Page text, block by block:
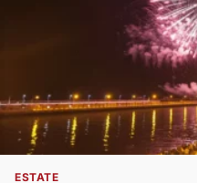
ESTATE